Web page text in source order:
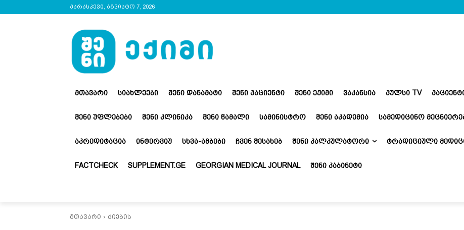
პარასკევი, აგვისტო 7, 2026
ᲛᲗᲐᲕᲐᲠᲘ ᲡᲘᲐᲮᲚᲔᲔᲑᲘ ᲨᲔᲜᲘ ᲓᲐᲜᲐᲛᲐᲢᲘ ᲨᲔᲜᲘ ᲞᲐᲪᲘᲔᲜᲢᲘ ᲨᲔᲜᲘ ᲔᲥᲘᲛᲘ ᲕᲐᲙᲐᲜᲡᲘᲐ ᲞᲣᲚᲡᲘ TV
ᲨᲔᲜᲘ ᲣᲤᲚᲔᲑᲔᲑᲘ ᲨᲔᲜᲘ ᲙᲚᲘᲜᲘᲙᲐ ᲨᲔᲜᲘ ᲬᲐᲛᲐᲚᲘ ᲡᲐᲛᲘᲜᲘᲡᲢᲠᲝ ᲨᲔᲜᲘ ᲐᲙᲐᲓᲔᲛᲘᲐ ᲡᲐᲛᲔᲓᲘᲪᲘᲜᲝ
ᲐᲙᲠᲔᲓᲘᲢᲐᲪᲘᲐ ᲘᲜᲢᲔᲠᲕᲘᲣ ᲡᲮᲕᲐ-ᲐᲛᲑᲔᲑᲘ ᲩᲕᲔᲜ ᲨᲔᲡᲐᲮᲔᲑ ᲨᲔᲜᲘ ᲙᲐᲚᲙᲣᲚᲐᲢᲝᲠᲘ ᲢᲠᲐᲓᲘᲪᲘᲣᲚᲘ
FACTCHECK SUPPLEMENT.GE GEORGIAN MEDICAL JOURNAL ᲨᲔᲜᲘ ᲙᲐᲑᲘᲜᲔᲢᲘ
მთავარი ძიების